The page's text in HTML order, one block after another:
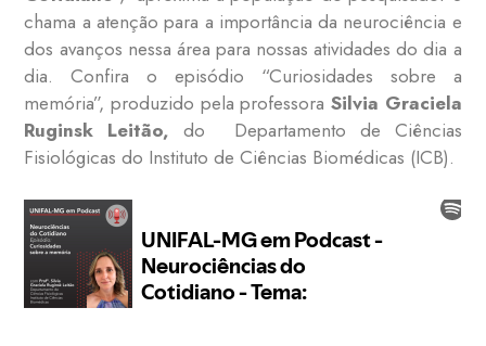
chama a atenção para a importância da neurociência e
dos avanços nessa área para nossas atividades do dia a
dia. Confira o episódio “Curiosidades sobre a
memória”, produzido pela professora Silvia Graciela
Ruginsk Leitão,do Departamento de Ciências
Fisiológicas do Instituto de Ciências Biomédicas (ICB).